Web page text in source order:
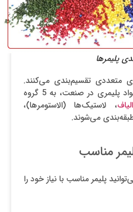
تقسیم‌بندی می‌کنند.
آن‌ها از لحاظ کاربرد مواد پلیمری در صنعت، به 5 گروه
، لاستیک‌ها (الاستومرها)،
می‌شوند.
مناسب
پلیمر مناسب با نیاز خود را